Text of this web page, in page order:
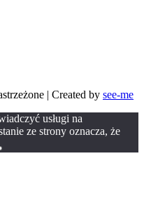
| Created by see-me
usługi na
ze strony oznacza, że